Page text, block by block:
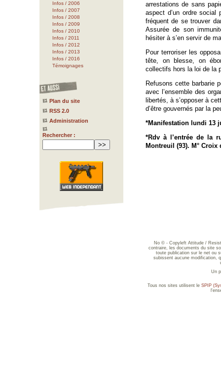
Infos / 2006
Infos / 2007
Infos / 2008
Infos / 2009
Infos / 2010
Infos / 2011
Infos / 2012
Infos / 2013
Infos / 2016
Témoignages
Plan du site
RSS 2.0
Administration
Rechercher :
arrestations de sans
aspect d’un ordre
fréquent de se trouver
Assurée de son
hésiter à s’en servir de
Pour terroriser les
tête, on blesse, on
collectifs hors la loi de la
Refusons cette barbarie
avec l’ensemble des
libertés, à s’opposer à
d’être gouvernés par la
*Manifestation lundi 13
*Rdv à l’entrée de la
Montreuil (93). M° Croix
No © - Copyleft Attitude /
contraire, les documents du site
toute publication sur le net ou
subissent aucune modification,
Un
Tous nos sites utilisent le SPIP